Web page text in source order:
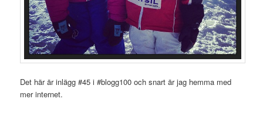
Det här är inlägg #45 i #blogg100 och snart är jag hemma med
mer internet.